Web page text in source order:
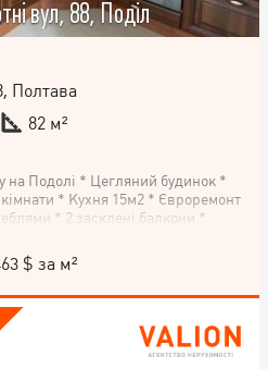
вул, 88, Поділ
Полтава
82 м²
на Подолі * Цегляний будинок *
* Кухня 15м2 * Євроремонт
* 2 засклені балкони *
$ за м²